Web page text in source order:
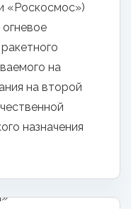
«Роскосмос»)
на
на второй
назначения